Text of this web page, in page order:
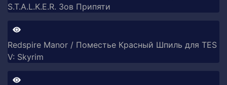
S.T.A.L.K.E.R. Зов Припяти
Redspire Manor / Поместье Красный Шпиль для TES
V: Skyrim